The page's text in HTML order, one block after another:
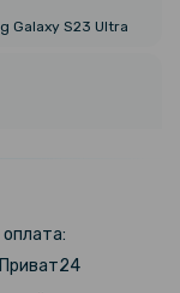
Galaxy S23 Ultra
S23 Ultra
Приват24